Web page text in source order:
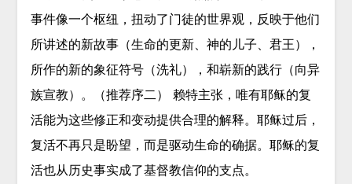
事件像一个枢纽，扭动了门徒的世界观，反映于他们
所讲述的新故事（生命的更新、神的儿子、君王），
所作的新的象征符号（洗礼），和崭新的践行（向异
族宣教）。（推荐序二） 赖特主张，唯有耶稣的复
活能为这些修正和变动提供合理的解释。耶稣过后，
复活不再只是盼望，而是驱动生命的确据。耶稣的复
活也从历史事实成了基督教信仰的支点。